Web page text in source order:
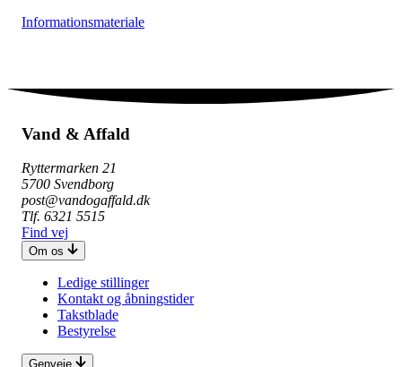
Informationsmateriale
Vand & Affald
Ryttermarken 21
5700 Svendborg
post@vandogaffald.dk
Tlf. 6321 5515
Find vej
Om os
Ledige stillinger
Kontakt og åbningstider
Takstblade
Bestyrelse
Genveje